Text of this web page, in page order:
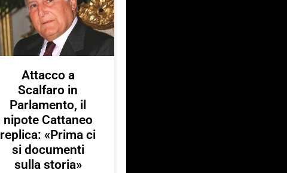
Attacco a
Scalfaro in
Parlamento, il
nipote Cattaneo
replica: «Prima ci
si documenti
sulla storia»